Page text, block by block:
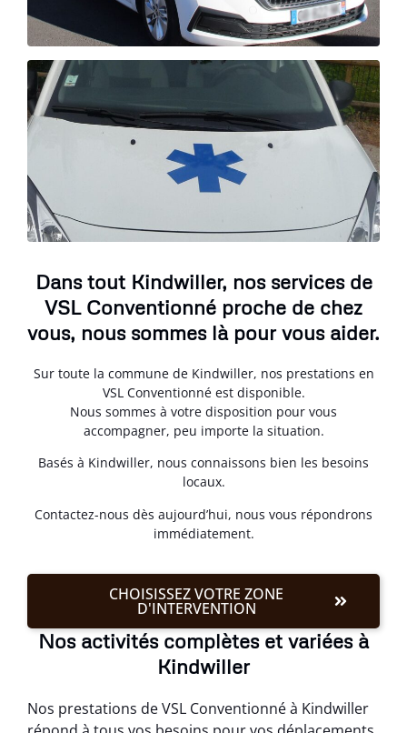
Dans tout Kindwiller, nos services de
VSL Conventionné proche de chez
vous, nous sommes là pour vous aider.
Sur toute la commune de Kindwiller, nos prestations en
VSL Conventionné est disponible.
Nous sommes à votre disposition pour vous
accompagner, peu importe la situation.
Basés à Kindwiller, nous connaissons bien les besoins
locaux.
Contactez-nous dès aujourd’hui, nous vous répondrons
immédiatement.
CHOISISSEZ VOTRE ZONE
D'INTERVENTION
Nos activités complètes et variées à
Kindwiller
Nos prestations de VSL Conventionné à Kindwiller